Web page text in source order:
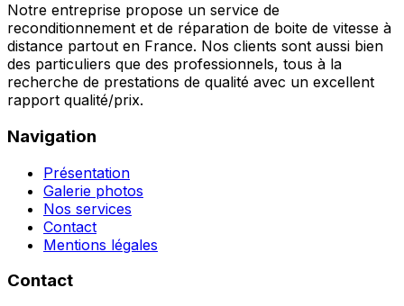
Notre entreprise propose un service de
reconditionnement et de réparation de boite de vitesse à
distance partout en France. Nos clients sont aussi bien
des particuliers que des professionnels, tous à la
recherche de prestations de qualité avec un excellent
rapport qualité/prix.
Navigation
Présentation
Galerie photos
Nos services
Contact
Mentions légales
Contact